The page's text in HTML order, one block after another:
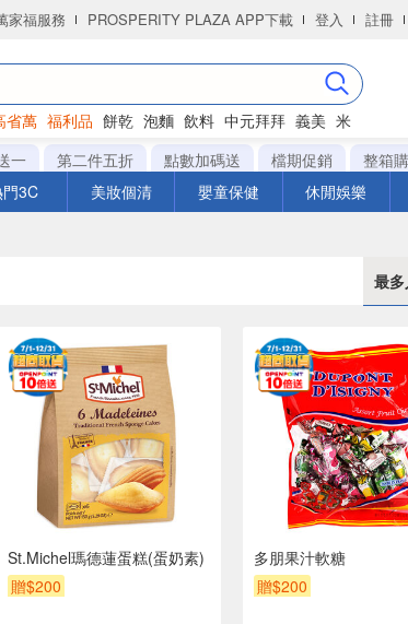
家福服務 PROSPERITY PLAZA APP下載 登入 註冊
省萬 福利品 餅乾 泡麵 飲料 中元拜拜 義美 米
一 第二件五折 點數加碼送 檔期促銷 整箱
3C 美妝個清 嬰童保健 休閒娛樂
最
St.Michel瑪德蓮蛋糕(蛋奶素)
贈$200
多朋果汁軟糖
贈$200